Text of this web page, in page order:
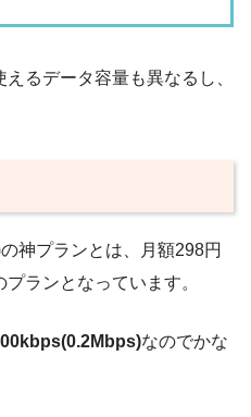
るデータ容量も異なるし、
神プランとは、月額298円
ランとなっています。
なのでかな